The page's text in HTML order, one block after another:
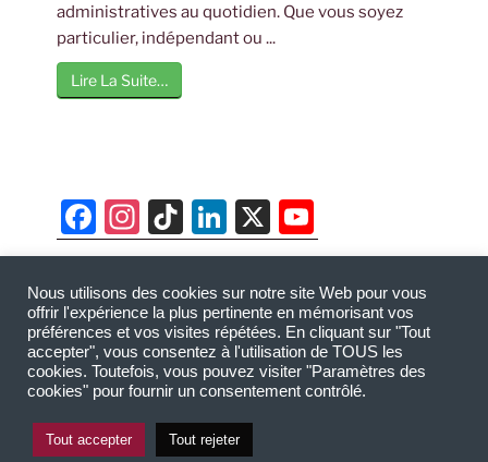
administratives au quotidien. Que vous soyez
particulier, indépendant ou ...
Lire La Suite…
F
a
c
e
b
o
o
In
st
a
gr
a
m
Ti
k
T
o
k
Li
n
k
e
dI
n
X
o
u
T
u
b
AUGEFI - Cabinet d’audit et expertise comptable
basé à Agde, Bassin de Thau, Montpellier,
Narbonne, Pézenas et Villeneuve-lès-Béziers.
Copyright @ 2026 augefi.fr-Mentions légales-
Politique de confidentialité RGPD
Nous utilisons des cookies sur notre site Web pour vous
offrir l'expérience la plus pertinente en mémorisant vos
préférences et vos visites répétées. En cliquant sur "Tout
accepter", vous consentez à l'utilisation de TOUS les
cookies. Toutefois, vous pouvez visiter "Paramètres des
cookies" pour fournir un consentement contrôlé.
Tout accepter Tout rejeter